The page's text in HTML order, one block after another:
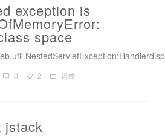
exception is
space
0 2 运维
jstack